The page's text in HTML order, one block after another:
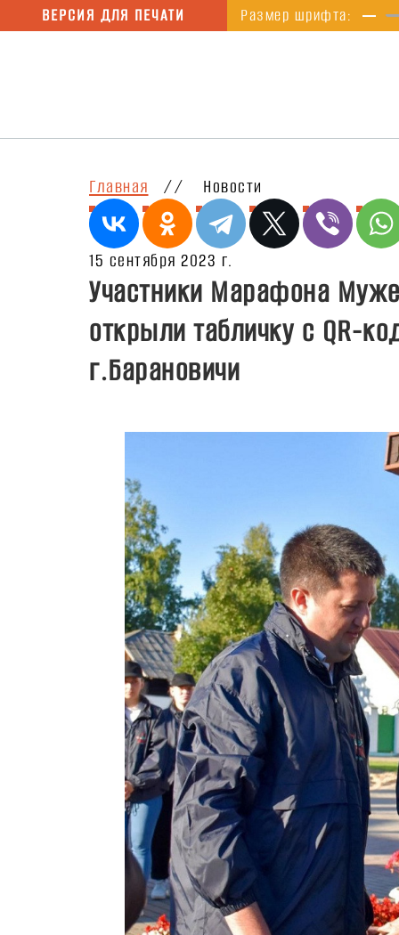
ВЕРСИЯ ДЛЯ ПЕЧАТИ Размер шрифта:
Главная // Новости
15 сентября 2023 г.
Участники Марафона
открыли табличку с QR-
г.Барановичи